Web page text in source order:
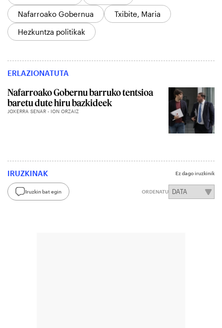
Nafarroako Gobernua
Txibite, Maria
Hezkuntza politikak
ERLAZIONATUTA
Nafarroako Gobernu barruko tentsioa
baretu dute hiru bazkideek
JOXERRA SENAR - ION ORZAIZ
IRUZKINAK Ez dago iruzkinik
Iruzkin bat egin ORDENATU